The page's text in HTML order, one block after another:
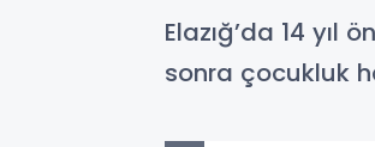
Elazığ’da 14
sonra çocukluk